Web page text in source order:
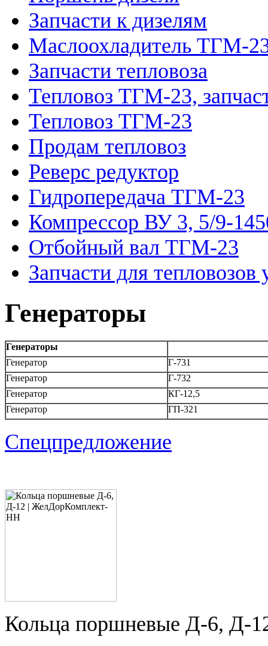
Запчасти к дизелям
Маслоохладитель ТГМ-
Запчасти тепловоза
Тепловоз ТГМ-23,
Тепловоз ТГМ-23
Продам тепловоз
Реверс редуктор
Гидропередача ТГМ-23
Компрессор ВУ 3, 5/9-
Отбойный вал ТГМ-23
Запчасти для
Генераторы
Генераторы
Генератор
Г-731
Генератор
Г-732
Генератор
КГ-12,5
Генератор
ГП-321
Спецпредложение
Кольца поршневые Д-6, Д-